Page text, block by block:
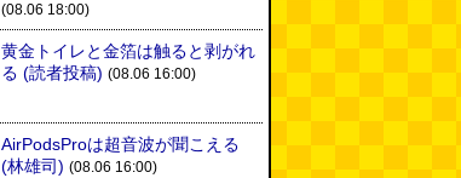
(08.06 18:00)
黄金トイレと金箔は触ると剥がれ
る (読者投稿) (08.06 16:00)
AirPodsProは超音波が聞こえる
(林雄司) (08.06 16:00)